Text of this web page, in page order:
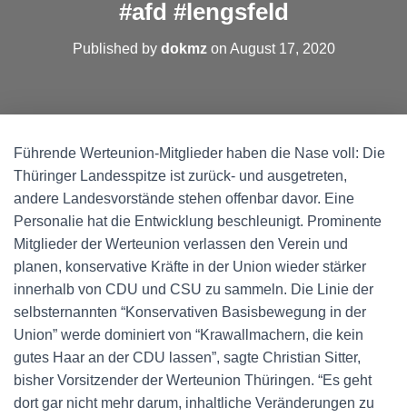
#afd #lengsfeld
Published by dokmzon August 17, 2020
Führende Werteunion-Mitglieder haben die Nase voll: Die
Thüringer Landesspitze ist zurück- und ausgetreten,
andere Landesvorstände stehen offenbar davor. Eine
Personalie hat die Entwicklung beschleunigt. Prominente
Mitglieder der Werteunion verlassen den Verein und
planen, konservative Kräfte in der Union wieder stärker
innerhalb von CDU und CSU zu sammeln. Die Linie der
selbsternannten “Konservativen Basisbewegung in der
Union” werde dominiert von “Krawallmachern, die kein
gutes Haar an der CDU lassen”, sagte Christian Sitter,
bisher Vorsitzender der Werteunion Thüringen. “Es geht
dort gar nicht mehr darum, inhaltliche Veränderungen zu